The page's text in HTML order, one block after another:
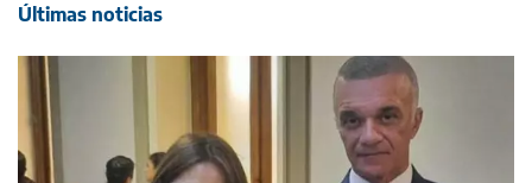
Últimas noticias